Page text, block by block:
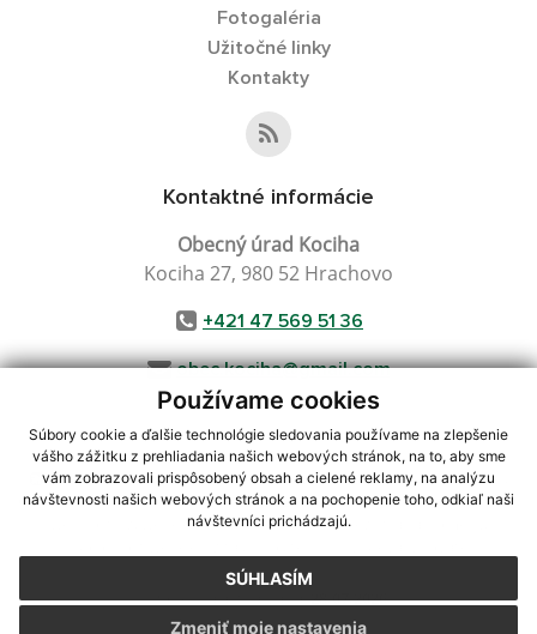
Používame cookies
Súbory cookie a ďalšie technológie sledovania používame na zlepšenie
vášho zážitku z prehliadania našich webových stránok, na to, aby sme
vám zobrazovali prispôsobený obsah a cielené reklamy, na analýzu
návštevnosti našich webových stránok a na pochopenie toho, odkiaľ naši
návštevníci prichádzajú.
SÚHLASÍM
Zmeniť moje nastavenia
Fotogaléria
Užitočné linky
Kontakty
Kontaktné informácie
Obecný úrad Kociha
Kociha 27, 980 52 Hrachovo
+421 47 569 51 36
obec.kociha@gmail.com
využite možnosť získavania aktuálnych informácií s využitím RSS
CMS systém (redakčný) systém ECHELON 2,Mapa stránok,web portál
webex.digital, s.r.o.,domény,registrácia domény
Posledná aktualizácia:28.07.2026